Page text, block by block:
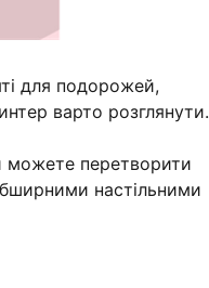
для подорожей,
варто розглянути.
можете перетворити
настільними